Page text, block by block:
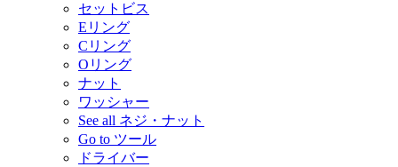
セットビス
Eリング
Cリング
Oリング
ナット
ワッシャー
See all ネジ・ナット
Go to ツール
ドライバー